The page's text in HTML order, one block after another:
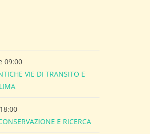
09:00
VIE DI TRANSITO E
E RICERCA